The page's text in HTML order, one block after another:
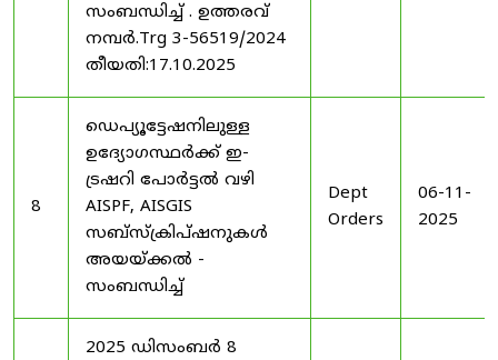
സംബന്ധിച്ച് . ഉത്തരവ്
നമ്പർ.Trg 3-56519/2024
തീയതി:17.10.2025
8
ഡെപ്യൂട്ടേഷനിലുള്ള
ഉദ്യോഗസ്ഥർക്ക് ഇ-
ട്രഷറി പോർട്ടൽ വഴി
AISPF, AISGIS
സബ്‌സ്‌ക്രിപ്‌ഷനുകൾ
അയയ്ക്കൽ -
സംബന്ധിച്ച്
Dept
Orders
06-11-
2025
2025 ഡിസംബർ 8